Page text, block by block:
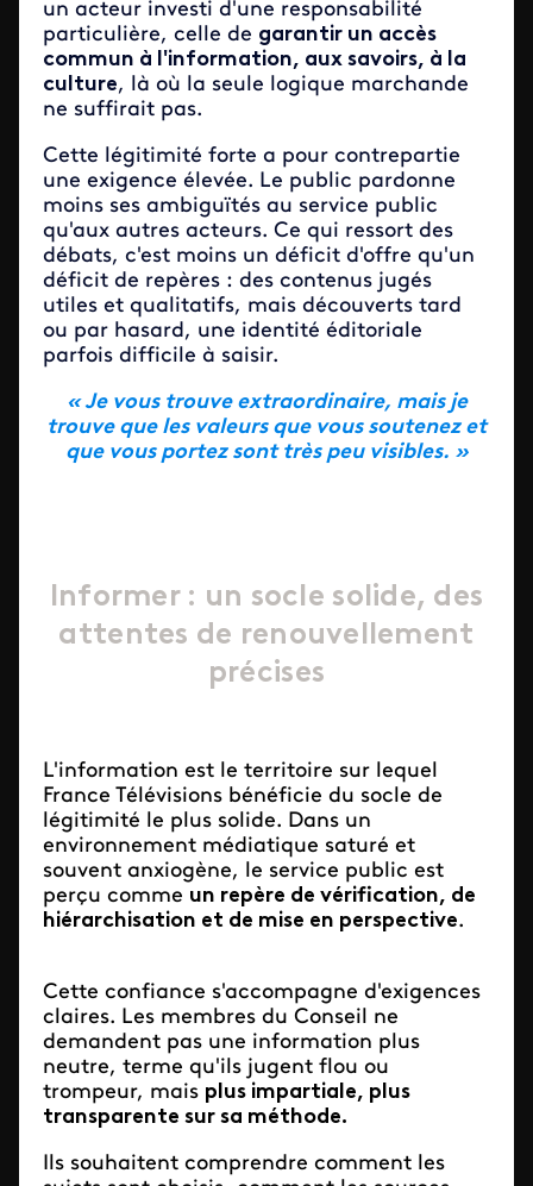
un acteur investi d'une responsabilité
particulière, celle de garantir un accès
commun à l'information, aux savoirs, à la
culture, là où la seule logique marchande
ne suffirait pas.
Cette légitimité forte a pour contrepartie
une exigence élevée. Le public pardonne
moins ses ambiguïtés au service public
qu'aux autres acteurs. Ce qui ressort des
débats, c'est moins un déficit d'offre qu'un
déficit de repères : des contenus jugés
utiles et qualitatifs, mais découverts tard
ou par hasard, une identité éditoriale
parfois difficile à saisir.
« Je vous trouve extraordinaire, mais je
trouve que les valeurs que vous soutenez et
que vous portez sont très peu visibles. »
Informer : un socle solide, des
attentes de renouvellement
précises
L'information est le territoire sur lequel
France Télévisions bénéficie du socle de
légitimité le plus solide. Dans un
environnement médiatique saturé et
souvent anxiogène, le service public est
perçu comme un repère de vérification, de
hiérarchisation et de mise en perspective.
Cette confiance s'accompagne d'exigences
claires. Les membres du Conseil ne
demandent pas une information plus
neutre, terme qu'ils jugent flou ou
trompeur, mais plus impartiale, plus
transparente sur sa méthode.
Ils souhaitent comprendre comment les